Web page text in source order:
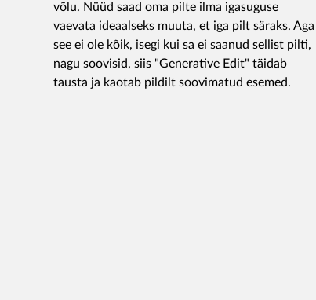
võlu. Nüüd saad oma pilte ilma igasuguse
vaevata ideaalseks muuta, et iga pilt säraks. Aga
see ei ole kõik, isegi kui sa ei saanud sellist pilti,
nagu soovisid, siis "Generative Edit" täidab
tausta ja kaotab pildilt soovimatud esemed.